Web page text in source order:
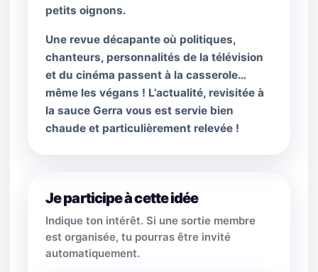
petits oignons.
Une revue décapante où politiques,
chanteurs, personnalités de la télévision
et du cinéma passent à la casserole…
même les végans ! L’actualité, revisitée à
la sauce Gerra vous est servie bien
chaude et particulièrement relevée !
Je participe à cette idée
Indique ton intérêt. Si une sortie membre
est organisée, tu pourras être invité
automatiquement.